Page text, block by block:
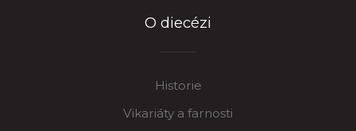
O diecézi
Historie
Vikariáty a farnosti